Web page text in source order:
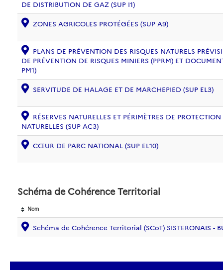
DE DISTRIBUTION DE GAZ (SUP I1)
ZONES AGRICOLES PROTÉGÉES (SUP A9)
PLANS DE PRÉVENTION DES RISQUES NATURELS
DE PRÉVENTION DE RISQUES MINIERS (PPRM) ET
PM1)
SERVITUDE DE HALAGE ET DE MARCHEPIED (SUP EL3)
RÉSERVES NATURELLES ET PÉRIMÈTRES DE
NATURELLES (SUP AC3)
CŒUR DE PARC NATIONAL (SUP EL10)
Schéma de Cohérence Territorial
Nom
Schéma de Cohérence Territorial (SCoT) SISTERONAIS -